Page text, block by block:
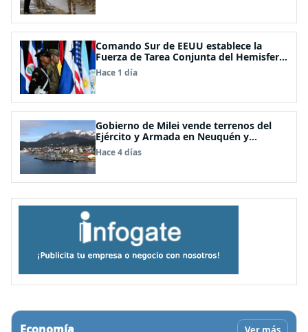
Comando Sur de EEUU establece la
Fuerza de Tarea Conjunta del Hemisferio
Occidental: Incluye a Chile
Hace 1 día
Gobierno de Milei vende terrenos del
Ejército y Armada en Neuquén y
Ushuaia
Hace 4 días